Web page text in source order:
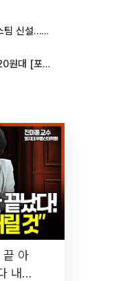
’ 확대[K뷰티 라방戰]
코스피 4.58% 하락, 환율 1420원대 [포토]
끝 아
내릴